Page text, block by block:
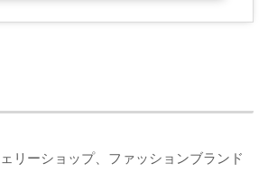
リーショップ、ファッションブランド